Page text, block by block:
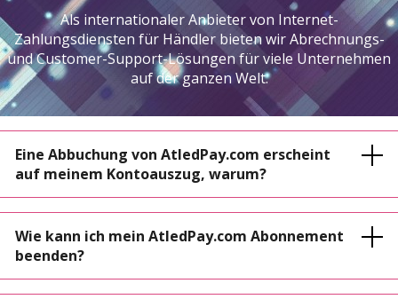
Als internationaler Anbieter von Internet-
Zahlungsdiensten für Händler bieten wir Abrechnungs-
und Customer-Support-Lösungen für viele Unternehmen
auf der ganzen Welt.
Eine Abbuchung von AtledPay.com erscheint
auf meinem Kontoauszug, warum?
Wie kann ich mein AtledPay.com Abonnement
beenden?